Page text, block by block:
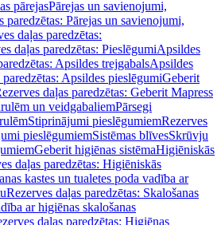
pārejasPārejas un savienojumi,
paredzētas: Pārejas un savienojumi,
daļas paredzētas:
daļas paredzētas: PieslēgumiApsildes
Apsildes trejgabalsApsildes
paredzētas: Apsildes pieslēgumiGeberit
daļas paredzētas: Geberit Mapress
un veidgabaliemPārsegi
Stiprinājumi pieslēgumiemRezerves
pieslēgumiemSistēmas blīvesSkrūvju
Geberit higiēnas sistēmaHigiēniskās
daļas paredzētas: Higiēniskās
kastes un tualetes poda vadība ar
Rezerves daļas paredzētas: Skalošanas
ar higiēnas skalošanas
daļas paredzētas: Higiēnas